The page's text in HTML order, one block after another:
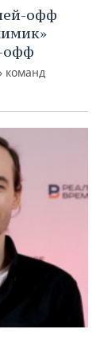
офф
офф
команд